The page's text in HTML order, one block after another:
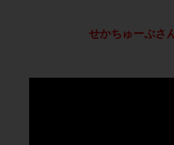
せかちゅーぶさ